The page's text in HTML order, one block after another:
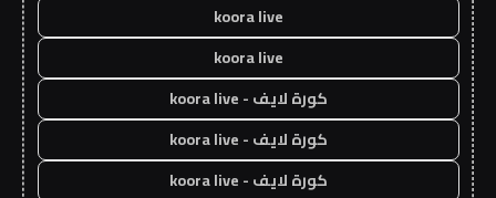
koora live
koora live
كورة لايف - koora live
كورة لايف - koora live
كورة لايف - koora live